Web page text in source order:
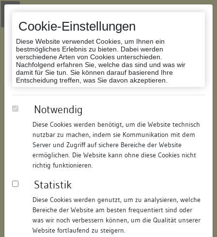
Cookie-Einstellungen
Diese Website verwendet Cookies, um Ihnen ein
bestmögliches Erlebnis zu bieten. Dabei werden
verschiedene Arten von Cookies unterschieden.
Nachfolgend erfahren Sie, welche das sind und was wir
damit für Sie tun. Sie können darauf basierend Ihre
Entscheidung treffen, was Sie davon akzeptieren.
Notwendig
Diese Cookies werden benötigt, um die Website technisch
nutzbar zu machen, indem sie Kommunikation mit dem
Server und Zugriff auf sichere Bereiche der Website
ermöglichen. Die Website kann ohne diese Cookies nicht
richtig funktionieren.
Statistik
Diese Cookies werden genutzt, um zu analysieren, welche
Bereiche der Website am besten frequentiert sind oder
was wir noch verbessern können, um die Qualität unserer
Website fortlaufend zu steigern.
Zur Navigation springen
Zum Inhalt der Website springen
Datenbank Bauforschung/Restaurierung
Geschäftshaus
187775366720/ Datum:31.10.2014
Datenbestand:
Bauforschung
Objektdaten
Straße: Waldstraße